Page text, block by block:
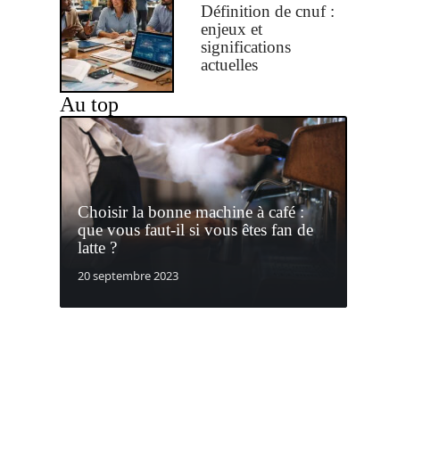
Définition de cnuf :
enjeux et
significations
actuelles
Au top
Choisir la bonne machine à café :
que vous faut-il si vous êtes fan de
latte ?
20 septembre 2023